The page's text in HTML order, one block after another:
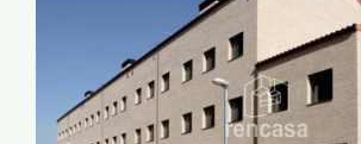
SERVICIOS